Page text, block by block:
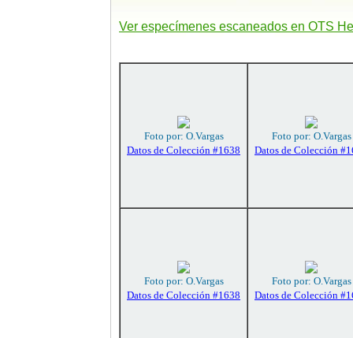
Ver especímenes escaneados en OTS
Foto por: O.Vargas
Datos de Colección #1638
Foto por: O.Vargas
Datos de Colección
Foto por: O.Vargas
Datos de Colección #1638
Foto por: O.Vargas
Datos de Colección